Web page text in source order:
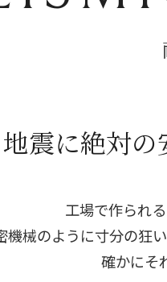
地震に絶対
工場で作られ
機械のように寸分の狂い
確かにそ